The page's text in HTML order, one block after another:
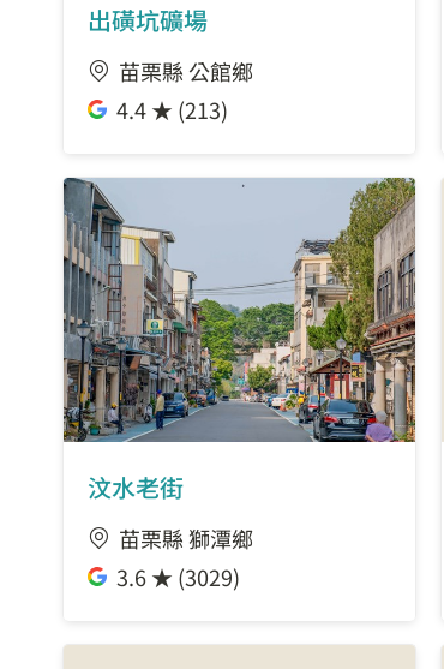
出磺坑礦場
苗栗縣 公館鄉
4.4 ★ (213)
汶水老街
苗栗縣 獅潭鄉
3.6 ★ (3029)